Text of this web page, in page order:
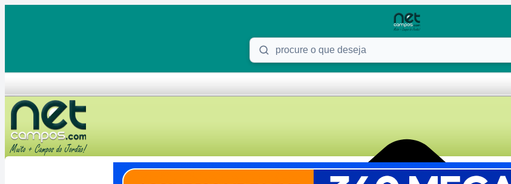
Procure o que deseja